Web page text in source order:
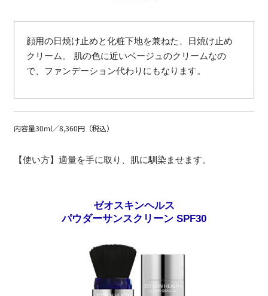
顔用の日焼け止めと化粧下地を兼ねた、日焼け止め
クリーム。 肌の色に近いベージュのクリームなの
で、ファンデーション代わりにもなります。
内容量30ml／8,360円（税込）
【使い方】適量を手に取り、肌に馴染ませます。
ゼオスキンヘルス
パウダーサンスクリーン SPF30